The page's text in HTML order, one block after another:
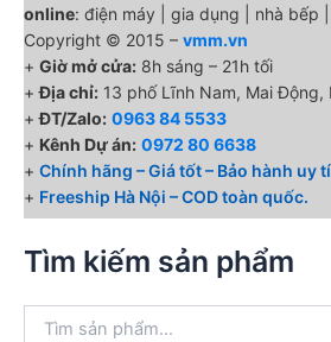
online: điện máy | gia dụng | nhà bếp
Copyright © 2015 – vmm.vn
+ Giờ mở cửa: 8h sáng – 21h tối
+Địa chỉ: 13 phố Lĩnh Nam, Mai Động,
+ĐT/Zalo: 0963 84 5533
+ Kênh Dự án: 0972 80 6638
+ Chính hãng – Giá tốt – Bảo hành uy
+ Freeship Hà Nội – COD toàn quốc.
Tìm kiếm sản phẩm